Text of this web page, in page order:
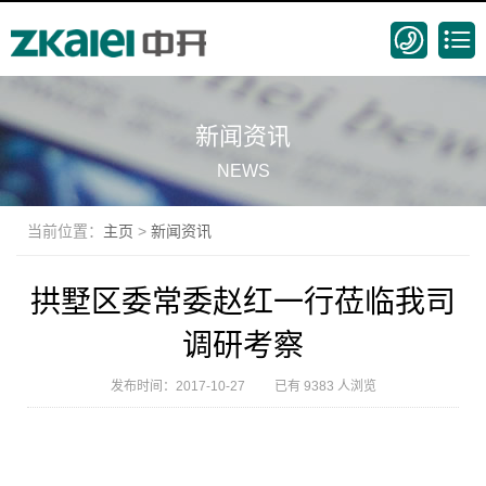
新闻资讯
NEWS
当前位置： 主页 > 新闻资讯
拱墅区委常委赵红一行莅临我司
调研考察
发布时间：2017-10-27 已有 9383 人浏览